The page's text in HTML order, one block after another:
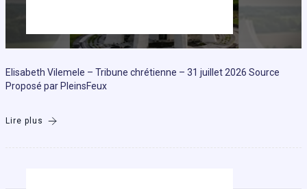
Elisabeth Vilemele – Tribune chrétienne – 31 juillet 2026 Source
Proposé par PleinsFeux
Lire plus